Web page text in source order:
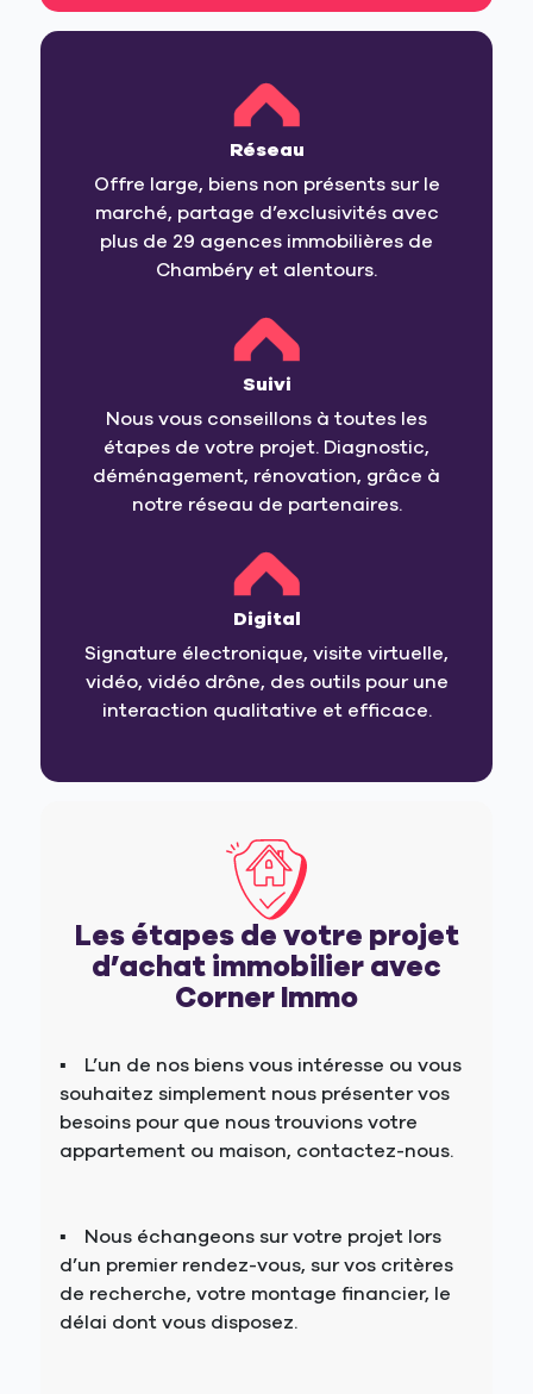
Réseau
Offre large, biens non présents sur le
marché, partage d’exclusivités avec
plus de 29 agences immobilières de
Chambéry et alentours.
Suivi
Nous vous conseillons à toutes les
étapes de votre projet. Diagnostic,
déménagement, rénovation, grâce à
notre réseau de partenaires.
Digital
Signature électronique, visite virtuelle,
vidéo, vidéo drône, des outils pour une
interaction qualitative et efficace.
Les étapes de votre projet
d’achat immobilier avec
Corner Immo
L’un de nos biens vous intéresse ou vous
souhaitez simplement nous présenter vos
besoins pour que nous trouvions votre
appartement ou maison, contactez-nous.
Nous échangeons sur votre projet lors
d’un premier rendez-vous, sur vos critères
de recherche, votre montage financier, le
délai dont vous disposez.